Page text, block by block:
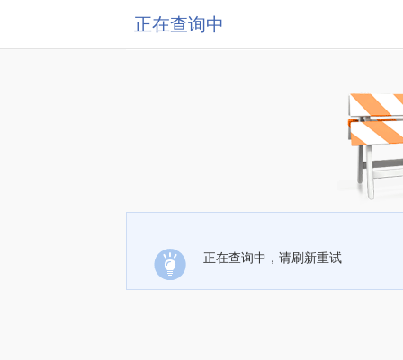
正在查询中
正在查询中，请刷新重试